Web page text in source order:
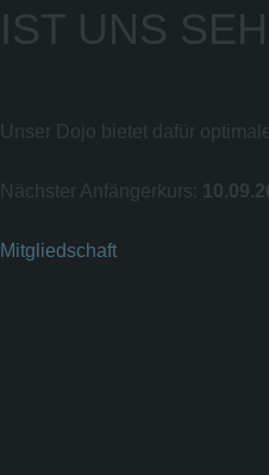
IST UNS
Unser Dojo bietet dafür
Nächster Anfängerkurs:
Mitgliedschaft